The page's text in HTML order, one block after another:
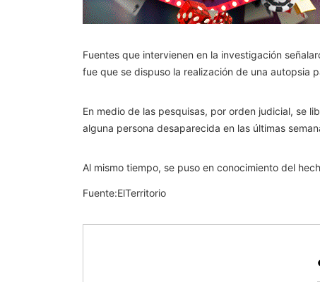
Fuentes que intervienen en la investigación
fue que se dispuso la realización de una autopsia
En medio de las pesquisas, por orden judicial, se
alguna persona desaparecida en las últimas
Al mismo tiempo, se puso en conocimiento del
Fuente:ElTerritorio